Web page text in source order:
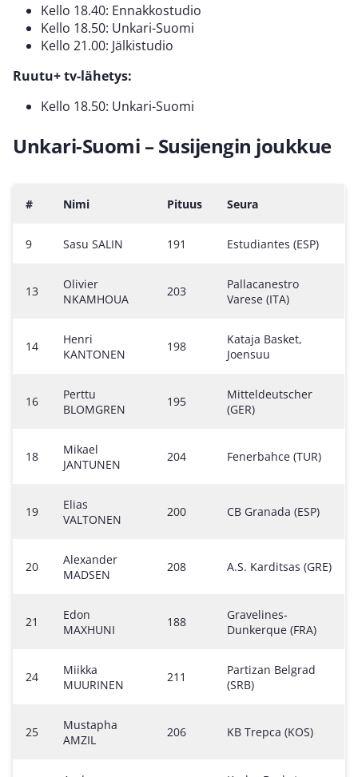
Kello 18.40: Ennakkostudio
Kello 18.50: Unkari-Suomi
Kello 21.00: Jälkistudio
Ruutu+ tv-lähetys:
Kello 18.50: Unkari-Suomi
Unkari-Suomi – Susijengin joukkue
# Nimi Pituus Seura
9 Sasu SALIN 191 Estudiantes (ESP)
13
Olivier
NKAMHOUA
203
Pallacanestro
Varese (ITA)
14
Henri
KANTONEN
198
Kataja Basket,
Joensuu
16
Perttu
BLOMGREN
195
Mitteldeutscher
(GER)
18
Mikael
JANTUNEN
204 Fenerbahce (TUR)
19
Elias
VALTONEN
200 CB Granada (ESP)
20
Alexander
MADSEN
208 A.S. Karditsas (GRE)
21
Edon
MAXHUNI
188
Gravelines-
Dunkerque (FRA)
24
Miikka
MUURINEN
211
Partizan Belgrad
(SRB)
25
Mustapha
AMZIL
206 KB Trepca (KOS)